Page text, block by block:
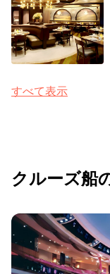
すべて表示
クルーズ船